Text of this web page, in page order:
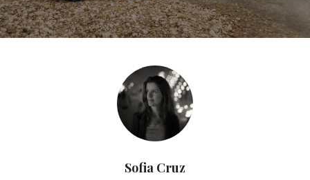
Sofia Cruz